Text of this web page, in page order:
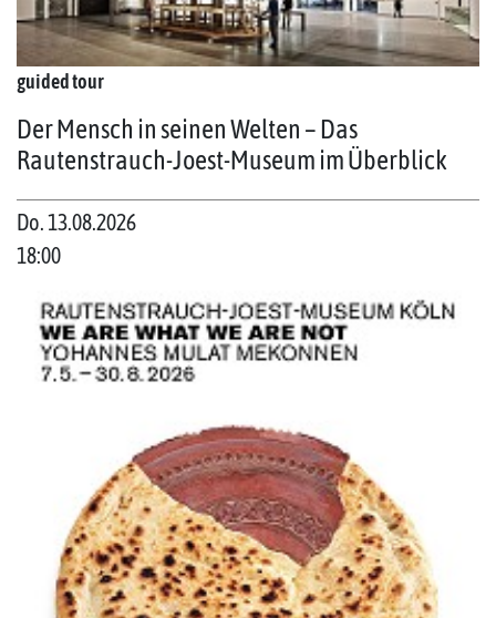
guided tour
Der Mensch in seinen Welten – Das
Rautenstrauch-Joest-Museum im Überblick
Do. 13.08.2026
18:00